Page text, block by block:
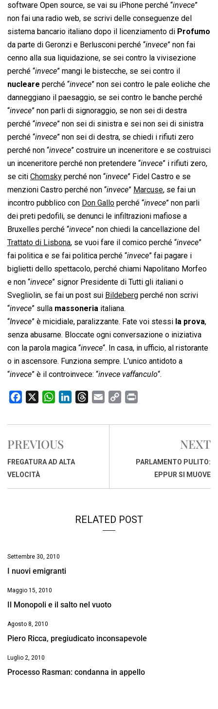
software Open source, se vai su iPhone perché “invece”
non fai una radio web, se scrivi delle conseguenze del
sistema bancario italiano dopo il licenziamento di Profumo
da parte di Geronzi e Berlusconi perché “invece” non fai
cenno alla sua liquidazione, se sei contro la vivisezione
perché “invece” mangi le bistecche, se sei contro il
nucleare perché “invece” non sei contro le pale eoliche che
danneggiano il paesaggio, se sei contro le banche perché
“invece” non parli di signoraggio, se non sei di destra
perché “invece” non sei di sinistra e sei non sei di sinistra
perché “invece” non sei di destra, se chiedi i rifiuti zero
perché non “invece” costruire un inceneritore e se costruisci
un inceneritore perché non pretendere “invece” i rifiuti zero,
se citi Chomsky perché non “invece” Fidel Castro e se
menzioni Castro perché non “invece” Marcuse, se fai un
incontro pubblico con Don Gallo perché “invece” non parli
dei preti pedofili, se denunci le infiltrazioni mafiose a
Bruxelles perché “invece” non chiedi la cancellazione del
Trattato di Lisbona, se vuoi fare il comico perché “invece”
fai politica e se fai politica perché “invece” fai pagare i
biglietti dello spettacolo, perché chiami Napolitano Morfeo
e non “invece” signor Presidente di Tutti gli italiani o
Svegliolin, se fai un post sui Bildeberg perché non scrivi
“invece” sulla massoneria italiana.
“Invece” è micidiale, paralizzante. Fate voi stessi la prova,
senza abusarne. Bloccate ogni conversazione o iniziativa
con la parola magica “invece“. In casa, in ufficio, al ristorante
o in ascensore. Funziona sempre. L’unico antidoto a
“invece” è il controinvece: “invece vaffanculo“.
c
b
o
o
W
a
s
A
n
d
r
a
p
i
PREVIOUS
FREGATURA AD ALTA
VELOCITÀ
NEXT
PARLAMENTO PULITO:
EPPUR SI MUOVE
RELATED POST
Settembre 30, 2010
I nuovi emigranti
Maggio 15, 2010
Il Monopoli e il salto nel vuoto
Agosto 8, 2010
Piero Ricca, pregiudicato inconsapevole
Luglio 2, 2010
Processo Rasman: condanna in appello